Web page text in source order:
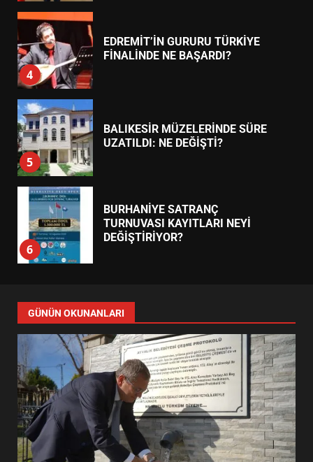
4
EDREMİT’İN GURURU TÜRKİYE
FİNALİNDE NE BAŞARDI?
5
BALIKESİR MÜZELERİNDE SÜRE
UZATILDI: NE DEĞİŞTİ?
6
BURHANİYE SATRANÇ
TURNUVASI KAYITLARI NEYİ
DEĞİŞTİRİYOR?
7
YENİ YÖNETİM NASIL
ŞEKİLLENDİ?
1
AYVALIK SU MİRASI İÇİN
HAREKETE GEÇİYOR: GÖZLER
BULUŞMADA
GÜNÜN OKUNANLARI